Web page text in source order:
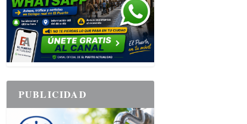
PUBLICIDAD